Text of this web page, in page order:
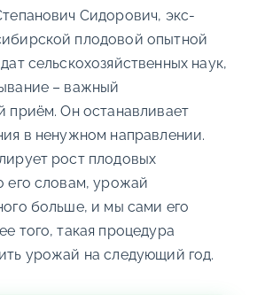
Сидорович, экс-
плодовой опытной
сельскохозяйственных наук,
– важный
приём. Он останавливает
в ненужном направлении.
рост плодовых
его словам, урожай
больше, и мы сами его
того, такая процедура
урожай на следующий год.